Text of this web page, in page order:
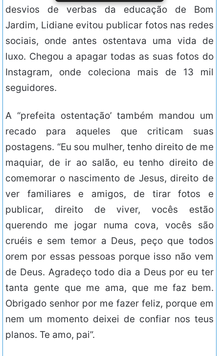
desvios de verbas da educação de Bom
Jardim, Lidiane evitou publicar fotos nas redes
sociais, onde antes ostentava uma vida de
luxo. Chegou a apagar todas as suas fotos do
Instagram, onde coleciona mais de 13 mil
seguidores.
A “prefeita ostentação’ também mandou um
recado para aqueles que criticam suas
postagens. “Eu sou mulher, tenho direito de me
maquiar, de ir ao salão, eu tenho direito de
comemorar o nascimento de Jesus, direito de
ver familiares e amigos, de tirar fotos e
publicar, direito de viver, vocês estão
querendo me jogar numa cova, vocês são
cruéis e sem temor a Deus, peço que todos
orem por essas pessoas porque isso não vem
de Deus. Agradeço todo dia a Deus por eu ter
tanta gente que me ama, que me faz bem.
Obrigado senhor por me fazer feliz, porque em
nem um momento deixei de confiar nos teus
planos. Te amo, pai”.